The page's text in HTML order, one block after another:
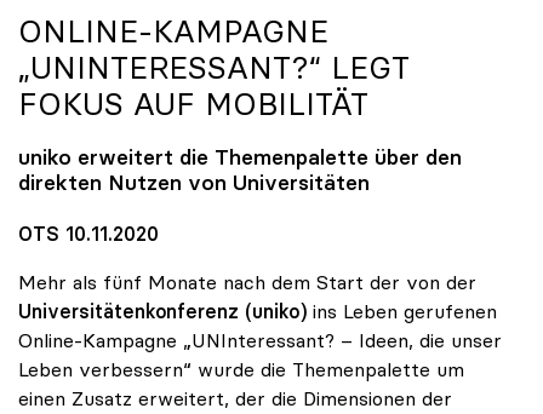
ONLINE-KAMPAGNE
„UNINTERESSANT?“ LEGT
FOKUS AUF MOBILITÄT
uniko erweitert die Themenpalette über den
direkten Nutzen von Universitäten
OTS 10.11.2020
Mehr als fünf Monate nach dem Start der von der
Universitätenkonferenz (uniko) ins Leben gerufenen
Online-Kampagne „UNInteressant? – Ideen, die unser
Leben verbessern“ wurde die Themenpalette um
einen Zusatz erweitert, der die Dimensionen der